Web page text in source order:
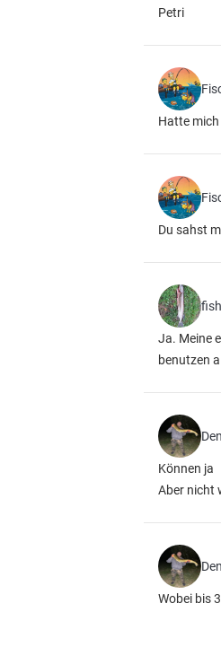
Petri
Hatte
Du sahst
Ja. Meine
benutzen
Können ja
Aber nicht
Wobei bis